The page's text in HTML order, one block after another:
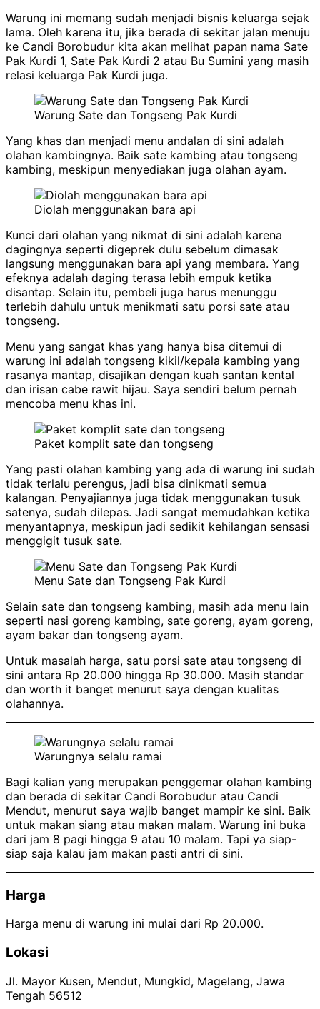
Warung ini memang sudah menjadi bisnis keluarga sejak
lama. Oleh karena itu, jika berada di sekitar jalan menuju
ke Candi Borobudur kita akan melihat papan nama Sate
Pak Kurdi 1, Sate Pak Kurdi 2 atau Bu Sumini yang masih
relasi keluarga Pak Kurdi juga.
Warung Sate dan Tongseng Pak Kurdi
Yang khas dan menjadi menu andalan di sini adalah
olahan kambingnya. Baik sate kambing atau tongseng
kambing, meskipun menyediakan juga olahan ayam.
Diolah menggunakan bara api
Kunci dari olahan yang nikmat di sini adalah karena
dagingnya seperti digeprek dulu sebelum dimasak
langsung menggunakan bara api yang membara. Yang
efeknya adalah daging terasa lebih empuk ketika
disantap. Selain itu, pembeli juga harus menunggu
terlebih dahulu untuk menikmati satu porsi sate atau
tongseng.
Menu yang sangat khas yang hanya bisa ditemui di
warung ini adalah tongseng kikil/kepala kambing yang
rasanya mantap, disajikan dengan kuah santan kental
dan irisan cabe rawit hijau. Saya sendiri belum pernah
mencoba menu khas ini.
Paket komplit sate dan tongseng
Yang pasti olahan kambing yang ada di warung ini sudah
tidak terlalu perengus, jadi bisa dinikmati semua
kalangan. Penyajiannya juga tidak menggunakan tusuk
satenya, sudah dilepas. Jadi sangat memudahkan ketika
menyantapnya, meskipun jadi sedikit kehilangan sensasi
menggigit tusuk sate.
Menu Sate dan Tongseng Pak Kurdi
Selain sate dan tongseng kambing, masih ada menu lain
seperti nasi goreng kambing, sate goreng, ayam goreng,
ayam bakar dan tongseng ayam.
Untuk masalah harga, satu porsi sate atau tongseng di
sini antara Rp 20.000 hingga Rp 30.000. Masih standar
dan worth it banget menurut saya dengan kualitas
olahannya.
Warungnya selalu ramai
Bagi kalian yang merupakan penggemar olahan kambing
dan berada di sekitar Candi Borobudur atau Candi
Mendut, menurut saya wajib banget mampir ke sini. Baik
untuk makan siang atau makan malam. Warung ini buka
dari jam 8 pagi hingga 9 atau 10 malam. Tapi ya siap-
siap saja kalau jam makan pasti antri di sini.
Harga
Harga menu di warung ini mulai dari Rp 20.000.
Lokasi
Jl. Mayor Kusen, Mendut, Mungkid, Magelang, Jawa
Tengah 56512